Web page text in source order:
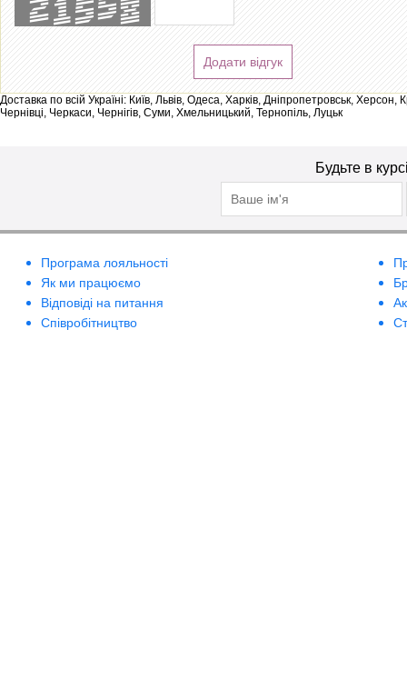
Додати відгук
Доставка по всій Україні: Київ, Львів, Одеса, Харків, Дніпропетровськ,
Чернівці, Черкаси, Чернігів, Суми, Хмельницький, Тернопіль, Луцьк
Будьте в
Програма лояльності
Як ми працюємо
Відповіді на питання
Співробітництво